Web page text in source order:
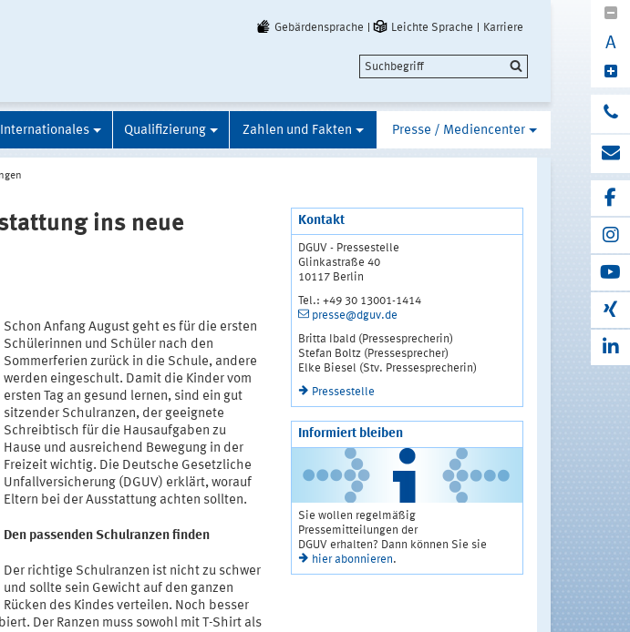
Gebärdensprache Leichte Sprache Karriere
A
Internationales Qualifizierung Zahlen und Fakten Presse / Mediencenter
ins neue
Schon Anfang August geht es für die ersten
Schülerinnen und Schüler nach den
Sommerferien zurück in die Schule, andere
werden eingeschult. Damit die Kinder vom
ersten Tag an gesund lernen, sind ein gut
sitzender Schulranzen, der geeignete
Schreibtisch für die Hausaufgaben zu
Hause und ausreichend Bewegung in der
Freizeit wichtig. Die Deutsche Gesetzliche
Unfallversicherung (DGUV) erklärt, worauf
Eltern bei der Ausstattung achten sollten.
Den passenden Schulranzen finden
Der richtige Schulranzen ist nicht zu schwer
und sollte sein Gewicht auf den ganzen
Rücken des Kindes verteilen. Noch besser
Der Ranzen muss sowohl mit T-Shirt als
Kontakt
DGUV - Pressestelle
Glinkastraße 40
10117 Berlin
Tel.: +49 30 13001-1414
presse@dguv.de
Britta Ibald (Pressesprecherin)
Stefan Boltz (Pressesprecher)
Elke Biesel (Stv. Pressesprecherin)
Pressestelle
Informiert bleiben
Sie wollen regelmäßig
Pressemitteilungen der
DGUV erhalten? Dann können Sie sie
hier abonnieren.